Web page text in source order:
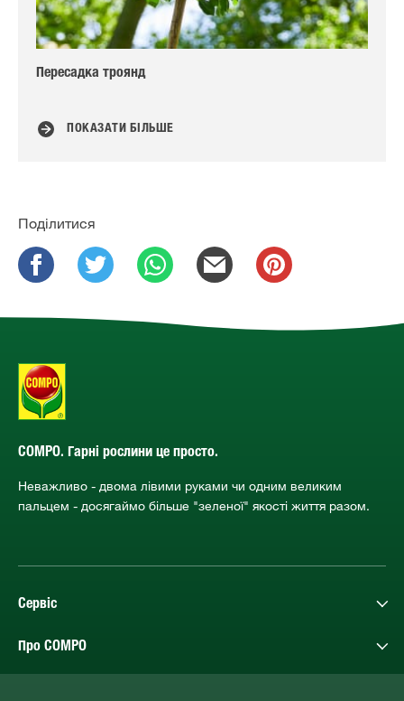
Пересадка троянд
ПОКАЗАТИ БІЛЬШЕ
Поділитися
COMPO. Гарні рослини це просто.
Неважливо - двома лівими руками чи одним великим
пальцем - досягаймо більше "зеленої" якості життя разом.
Сервіс
Про COMPO